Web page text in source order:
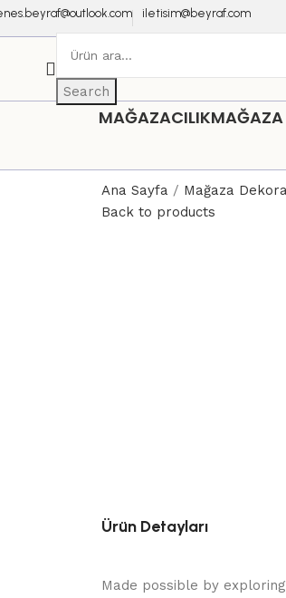
iletisim@beyraf.com
Search
MAĞAZACILIKMAĞAZA
Ana Sayfa Mağaza
Back to products
Ürün Detayları
Made possible by